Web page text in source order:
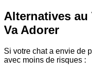
Alternatives au
Va Adorer
Si votre chat a envie de
avec moins de risques :